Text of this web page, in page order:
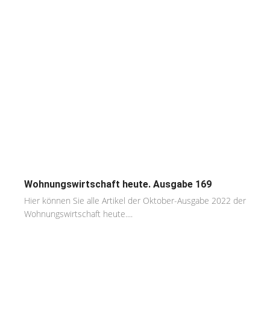
Wohnungswirtschaft heute. Ausgabe 169
Hier können Sie alle Artikel der Oktober-Ausgabe 2022 der
Wohnungswirtschaft heute....